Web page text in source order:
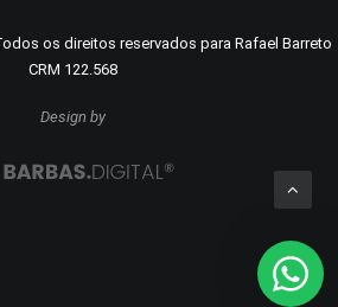
os direitos reservados para Rafael Barreto
CRM 122.568
Design by